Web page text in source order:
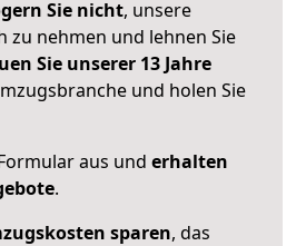
Sie nicht, unsere
zu nehmen und lehnen Sie
Sie unserer 13 Jahre
und holen Sie
aus und erhalten
.
sparen, das